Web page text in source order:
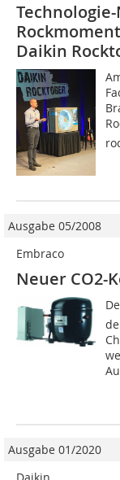
Daikin
Ausgabe 05/2008
Embraco
Neuer CO2-
Ausgabe 01/2020